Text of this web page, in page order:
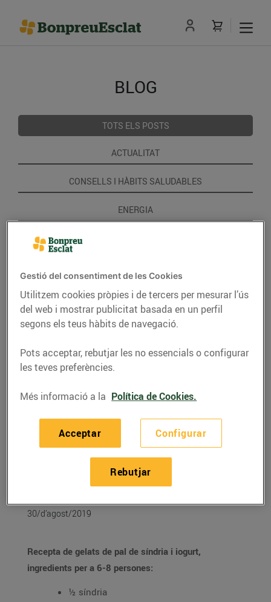
BLOG
TOTS ELS POSTS
ACTUALITAT
CONSELLS I HÀBITS SALUDABLES
ENERGIA
GASTRONOMIA I TRADICIONS
RECEPTES
Recepta de gelats de
síndria i iogurt
30/d’agost/2019
Recepta de gelats de pal de síndria i iogurt,
ingredients per a 6-8 persones:
½ síndria
Gestió del consentiment de les Cookies
Utilitzem cookies pròpies i de tercers per mesurar l’ús
del web i mostrar publicitat basada en un perfil
segons els teus hàbits de navegació.
Pots acceptar, rebutjar les no essencials o configurar
les teves preferències.
Més informació a la Política de Cookies.
Configurar
Rebutjar
Acceptar